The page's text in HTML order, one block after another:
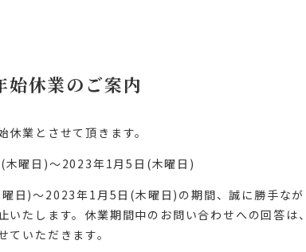
休業のご案内
業とさせて頂きます。
曜日)～2023年1月5日(木曜日)
日)～2023年1月5日(木曜日)の期間、誠に勝手なが
いたします。休業期間中のお問い合わせへの回答は
いただきます。